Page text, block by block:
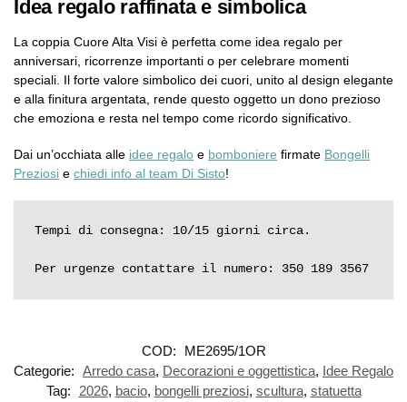
Idea regalo raffinata e simbolica
La coppia Cuore Alta Visi è perfetta come idea regalo per
anniversari, ricorrenze importanti o per celebrare momenti
speciali. Il forte valore simbolico dei cuori, unito al design elegante
e alla finitura argentata, rende questo oggetto un dono prezioso
che emoziona e resta nel tempo come ricordo significativo.
Dai un’occhiata alle idee regalo e bomboniere firmate Bongelli
Preziosi e chiedi info al team Di Sisto!
Tempi di consegna: 10/15 giorni circa.
Per urgenze contattare il numero: 350 189 3567
COD:
ME2695/1OR
Categorie: Arredo casa, Decorazioni e oggettistica, Idee Regalo
Tag:
2026, bacio, bongelli preziosi, scultura, statuetta